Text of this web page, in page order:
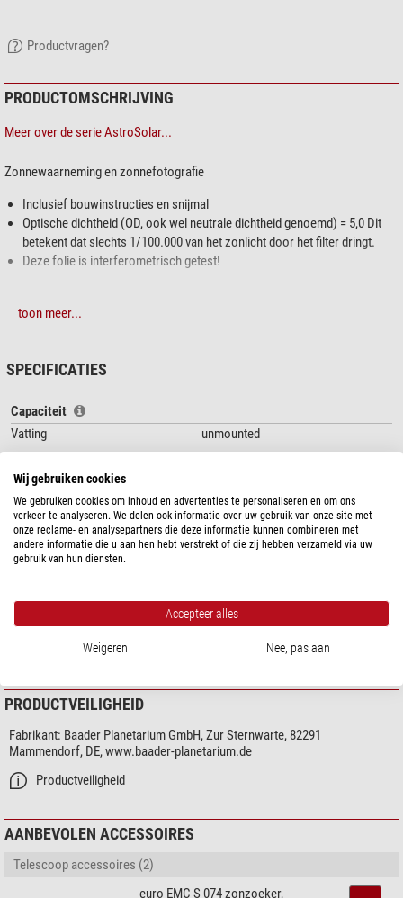
Productvragen?
PRODUCTOMSCHRIJVING
Meer over de serie AstroSolar...
Zonnewaarneming en zonnefotografie
Inclusief bouwinstructies en snijmal
Optische dichtheid (OD, ook wel neutrale dichtheid genoemd) = 5,0 Dit
betekent dat slechts 1/100.000 van het zonlicht door het filter dringt.
Deze folie is interferometrisch getest!
meer dan 25 jaar
strepen en luchtbellen en bereikt met een dikte van slechts 0,010 mm de
optische kwaliteit van vlak-parallelle glasfilters. Het dragermateriaal is geen
„Mylar”! Deze folie is oorspronkelijk ontwikkeld voor laboratoria voor kern-
In tegenstelling tot glasfilters isAstroSolar®vrijwel volledig vrij van pinholes
(gaatjes in de reflectielaag), aangezien het aan beide zijden is gecoat. De
coating wordt voortdurend aan kwaliteitscontroles onderworpen. Het
filtereffect en de veiligheid voor de zonnewaarneming worden regelmatig
reddingsfolies of soortgelijke hulpmiddelen, die in meerdere lagen moeten
enorme vraag tijdens de zonsverduistering van 1999. Bij proeven werden
tientallen kilometers folie vernietigd om in onze opdracht de
productieprocessen voor een moleculair volledig homogene folie te
ontwikkelen.
AstroSolar zonnefilterfolie kan worden gebruikt om uw eigen
en-klare filters voor verschillende diafragmagrootten en voor
verschillende instrumenten:
toon meer...
SPECIFICATIES
Capaciteit
Vatting
unmounted
Algemeen
AstroSolar
Lengte (cm)
29
Breedte (cm)
20
Type
Zonnefilters
DOWNLOADS
Sicherheitshinweise
PRODUCTVEILIGHEID
Fabrikant: Baader Planetarium GmbH, Zur Sternwarte, 82291
Mammendorf, DE, www.baader-planetarium.de
Productveiligheid
AANBEVOLEN ACCESSOIRES
Telescoop accessoires (2)
euro EMC S 074 zonzoeker,
Wij gebruiken cookies
We gebruiken cookies om inhoud en advertenties te personaliseren en om ons
verkeer te analyseren. We delen ook informatie over uw gebruik van onze site met
onze reclame- en analysepartners die deze informatie kunnen combineren met
andere informatie die u aan hen hebt verstrekt of die zij hebben verzameld via uw
gebruik van hun diensten.
Accepteer alles
Weigeren Nee, pas aan